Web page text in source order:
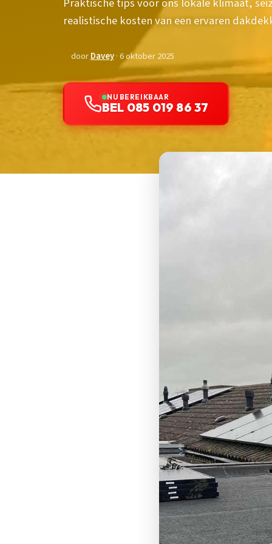
realistische kosten van een ervaren
doorDavey· 6 oktober 2025
NU BEREIKBAAR
BEL 085 019 86 37